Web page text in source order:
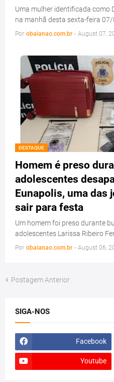
Uma mulher identificada como
na manhã desta sexta-feira 07/
Por obaianao.com.br - August 07,
DESTAQUE
Homem é preso
adolescentes
Eunapolis, uma das
sair para festa
Um homem foi preso durante
adolescentes Larissa Ribeiro
Por obaianao.com.br - August 06,
Postagem Anterior
SIGA-NOS
Facebook
Youtube